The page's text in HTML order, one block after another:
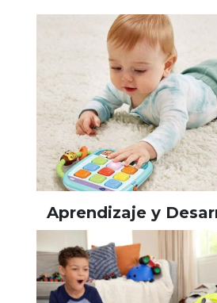
Aprendizaje y